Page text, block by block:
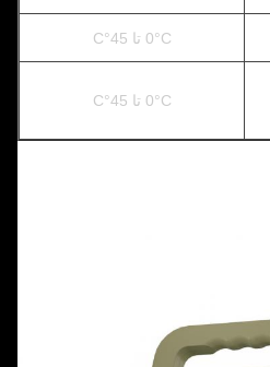
0°C تا 45°C
0°C تا 45°C